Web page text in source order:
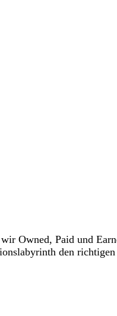
Owned, Paid und
den richtigen